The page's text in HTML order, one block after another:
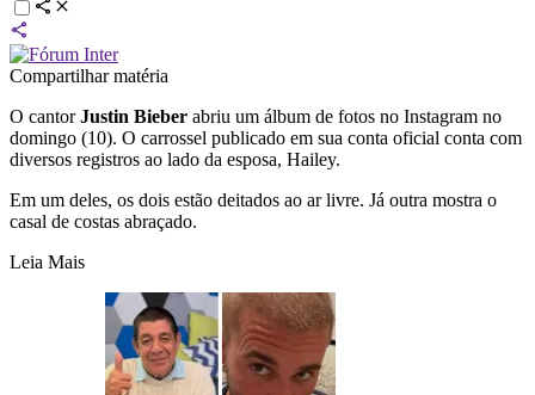
Compartilhar matéria
O cantorJustin Bieber abriu um álbum de fotos no Instagram no
domingo (10). O carrossel publicado em sua conta oficial conta com
diversos registros ao lado da esposa, Hailey.
Em um deles, os dois estão deitados ao ar livre. Já outra mostra o
casal de costas abraçado.
Leia Mais